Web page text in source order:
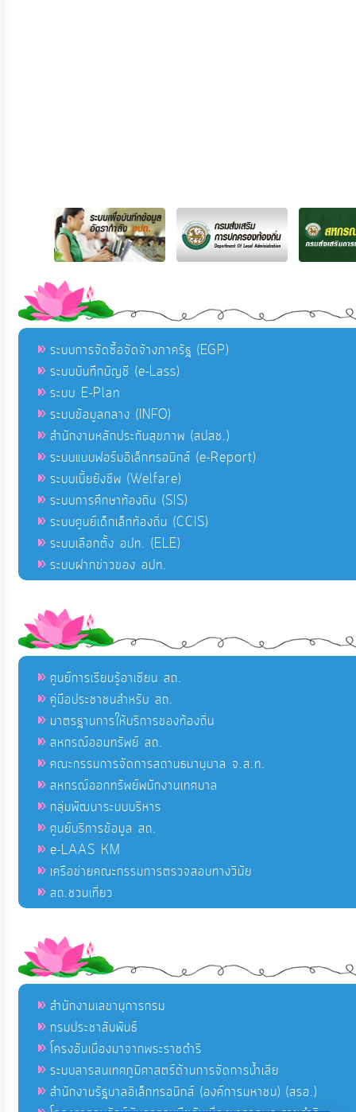
ระบบการจัดซื้อจัดจ้างภาครัฐ (EGP)
ระบบบันทึกบัญชี (e-Lass)
ระบบ E-Plan
ระบบข้อมูลกลาง (INFO)
สำนักงานหลักประกันสุขภาพ (สปสช.)
ระบบแบบฟอร์มอิเล็กทรอนิกส์ (e-Report)
ระบบเบี้ยยังชีพ (Welfare)
ระบบการศึกษาท้องถิ่น (SIS)
ระบบศูนย์เด็กเล็กท้องถิ่น (CCIS)
ระบบเลือกตั้ง อปท. (ELE)
ระบบฝากข่าวของ อปท.
ศูนย์การเรียนรู้อาเซียน สถ.
คู่มือประชาชนสำหรับ สถ.
มาตรฐานการให้บริการของท้องถิ่น
สหกรณ์ออมทรัพย์ สถ.
คณะกรรมการจัดการสถานธนานุบาล จ.ส.ท.
สหกรณ์ออกทรัพย์พนักงานเทศบาล
กลุ่มพัฒนาระบบบริหาร
ศูนย์บริการข้อมูล สถ.
e-LAAS KM
เครือข่ายคณะกรรมการตรวจสอบทางวินัย
สถ.ชวนเที่ยว
สำนักงานเลขานุการกรม
กรมประชาสัมพันธ์
โครงอันเนื่องมาจากพระราชดำริ
ระบบสารสนเทศภูมิศาสตร์ด้านการจัดการน้ำเสีย
สำนักงานรัฐบาลอิเล็กทรอนิกส์ (องค์การมหาชน) (สรอ.)